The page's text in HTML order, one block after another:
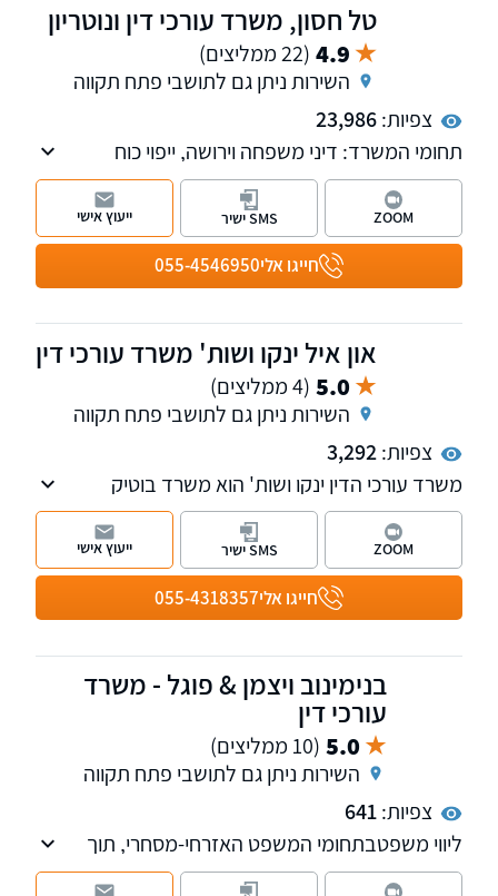
טל חסון, משרד עורכי דין ונוטריון
4.9 (22 ממליצים)
השירות ניתן גם לתושבי פתח תקווה
צפיות:23,986
תחומי המשרד: דיני משפחה וירושה, ייפוי כוח
מתמשך, דיני נזיקין וביטוח לאומי, נוטריון. המשרד
מונגש לבעלי מוגבלויות.
חייגו אלי055-4546950
ZOOM SMS ישיר ייעוץ אישי
און איל ינקו ושות' משרד עורכי דין
5.0 (4 ממליצים)
השירות ניתן גם לתושבי פתח תקווה
צפיות:3,292
משרד עורכי הדין ינקו ושות' הוא משרד בוטיק
העוסק בנדל"ן ומקרקעין, התחדשות עירונית
(תמ"א 38 ופינוי-בינוי) בדגש על ייצוג בעלי דירות,
ליטיגציה נדל"נית, וכן סכסוכי ירושה, צוואה
ואפוטרופסות. המשרד מעניק מעטפת משפטית
מקיפה ומותאמת אישית, תוך ליווי מסור וביטחון
חייגו אלי055-4318357
ZOOM SMS ישיר ייעוץ אישי
בנימינוב ויצמן & פוגל - משרד
עורכי דין
5.0 (10 ממליצים)
השירות ניתן גם לתושבי פתח תקווה
צפיות:641
ליווי משפטבתחומי המשפט האזרחי-מסחרי, תוך
הקפדה על מקצועיות, דיסקרטיות ושירות מותאם